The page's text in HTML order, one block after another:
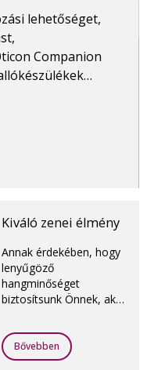
lehetőséget,
Companion
teszi.
Kiváló zenei élmény
Annak érdekében, hogy
lenyűgöző
hangminőséget
biztosítsunk Önnek, akár
hangot továbbít
valamilyen eszközről,
létrehoztunk egy külön
Bővebben